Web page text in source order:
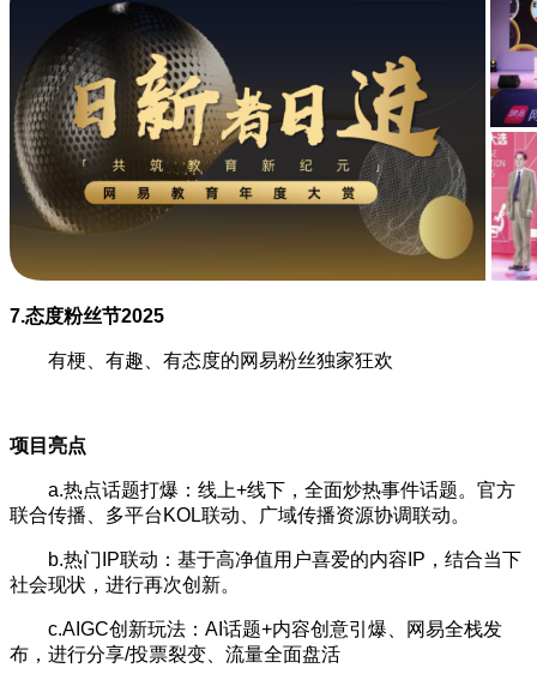
7.态度粉丝节2025
有梗、有趣、有态度的网易粉丝独家狂欢
项目亮点
a.热点话题打爆：线上+线下，全面炒热事件话题。官方
联合传播、多平台KOL联动、广域传播资源协调联动。
b.热门IP联动：基于高净值用户喜爱的内容IP，结合当下
社会现状，进行再次创新。
c.AIGC创新玩法：AI话题+内容创意引爆、网易全栈发
布，进行分享/投票裂变、流量全面盘活